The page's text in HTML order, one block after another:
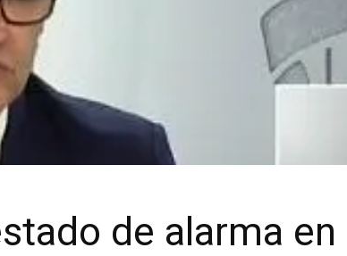
de alarma en